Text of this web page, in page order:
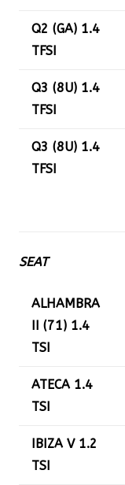
Q2 (GA) 1.4
TFSI
Q3 (8U) 1.4
TFSI
Q3 (8U) 1.4
TFSI
SEAT
ALHAMBRA
II (71) 1.4
TSI
ATECA 1.4
TSI
IBIZA V 1.2
TSI